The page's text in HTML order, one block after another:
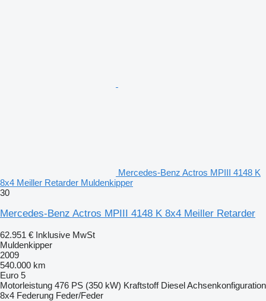
Mercedes-Benz Actros MPIII 4148 K
8x4 Meiller Retarder Muldenkipper
30
Mercedes-Benz Actros MPIII 4148 K 8x4 Meiller Retarder
62.951 € Inklusive MwSt
Muldenkipper
2009
540.000 km
Euro 5
Motorleistung 476 PS (350 kW) Kraftstoff DieselAchsenkonfiguration
8x4 Federung Feder/Feder